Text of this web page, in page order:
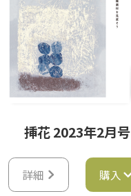
挿花 2023年2月号
詳細 購入